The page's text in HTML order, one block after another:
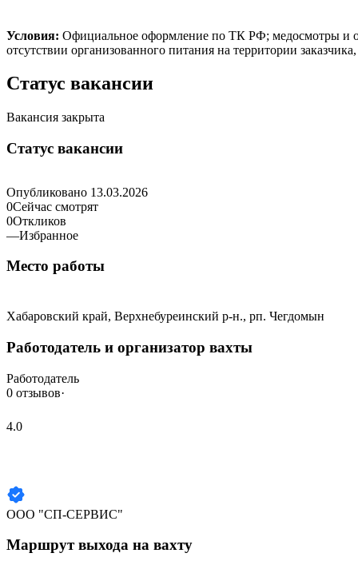
Условия: Официальное оформление по ТК РФ; медосмотры и
отсутствии организованного питания на территории
Статус вакансии
Вакансия закрыта
Статус вакансии
Опубликовано 13.03.2026
0Сейчас смотрят
0Откликов
—Избранное
Место работы
Хабаровский край, Верхнебуреинский р-н., рп. Чегдомын
Работодатель и организатор вахты
Работодатель
0 отзывов·
4.0
ООО "СП-СЕРВИС"
Маршрут выхода на вахту